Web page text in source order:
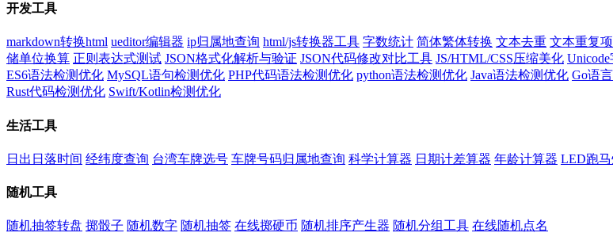
开发工具
markdown转换html ueditor编辑器 ip归属地查询 html/js转换器工具 字数统计 简体繁体转换 文本去重 文本重复
储单位换算 正则表达式测试 JSON格式化解析与验证 JSON代码修改对比工具 JS/HTML/CSS压缩美化
ES6语法检测优化 MySQL语句检测优化 PHP代码语法检测优化 python语法检测优化 Java语法检测优化 Go语
Rust代码检测优化 Swift/Kotlin检测优化
生活工具
日出日落时间 经纬度查询 台湾车牌选号 车牌号码归属地查询 科学计算器 日期计差算器 年龄计算器 LED跑
随机工具
随机抽签转盘 掷骰子 随机数字 随机抽签 在线掷硬币 随机排序产生器 随机分组工具 在线随机点名